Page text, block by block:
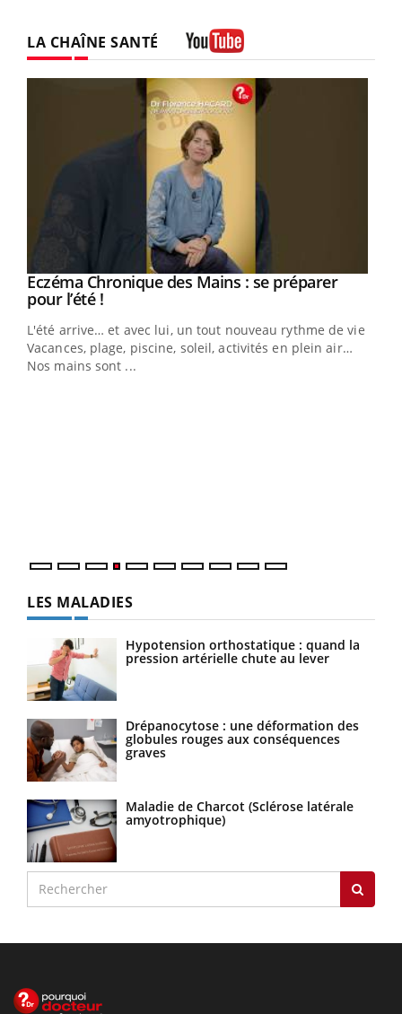
LA CHAÎNE SANTÉ
Youtube
Eczéma Chronique des Mains : se préparer
pour l’été !Youtube
L'été arrive… et avec lui, un tout nouveau rythme de vie !
Vacances, plage, piscine, soleil, activités en plein air…
Nos mains sont ...
LES MALADIES
Hypotension orthostatique : quand la
pression artérielle chute au lever
Drépanocytose : une déformation des
globules rouges aux conséquences
graves
Maladie de Charcot (Sclérose latérale
amyotrophique)